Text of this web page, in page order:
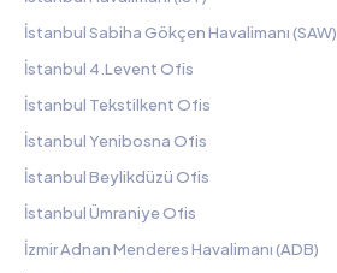
İstanbul Sabiha Gökçen Havalimanı (SAW)
İstanbul 4.Levent Ofis
İstanbul Tekstilkent Ofis
İstanbul Yenibosna Ofis
İstanbul Beylikdüzü Ofis
İstanbul Ümraniye Ofis
İzmir Adnan Menderes Havalimanı (ADB)